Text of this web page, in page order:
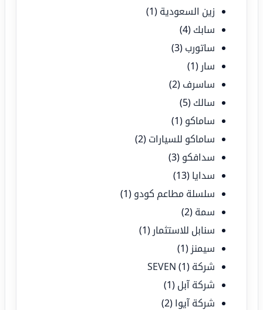
زين السعودية (1)
سابك (4)
ساتورب (3)
سار (1)
ساسرف (2)
سالك (5)
ساماكو (1)
ساماكو للسيارات (2)
سدافكو (3)
سدايا (13)
سلسلة مطاعم كودو (1)
سمة (2)
سنابل للاستثمار (1)
سيمنز (1)
شركة SEVEN (1)
شركة آبل (1)
شركة آيوا (2)